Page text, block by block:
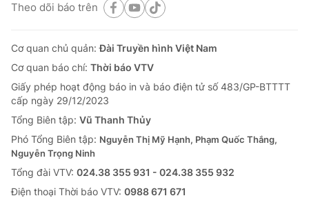
Theo dõi báo trên
Cơ quan chủ quản:Đài Truyền hình Việt Nam
Cơ quan báo chí: Thời báo VTV
Giấy phép hoạt động báo in và báo điện tử số 483/GP-BTTTT
cấp ngày 29/12/2023
Tổng Biên tập: Vũ Thanh Thủy
Phó Tổng Biên tập: Nguyễn Thị Mỹ Hạnh, Phạm Quốc Thắng,
Nguyễn Trọng Ninh
Tổng đài VTV: 024.38 355 931 - 024.38 355 932
Ðiện thoại Thời báo VTV: 0988 671 671